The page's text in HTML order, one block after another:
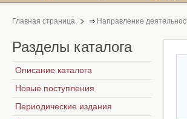
Главная страница ⇒ Направление
Разделы каталога
Описание каталога
Новые поступления
Периодические издания